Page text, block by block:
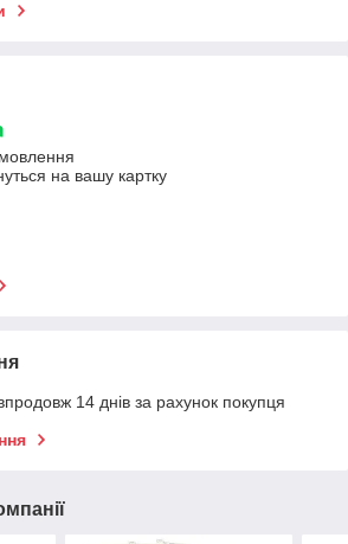
на вашу картку
14 днів за рахунок покупця